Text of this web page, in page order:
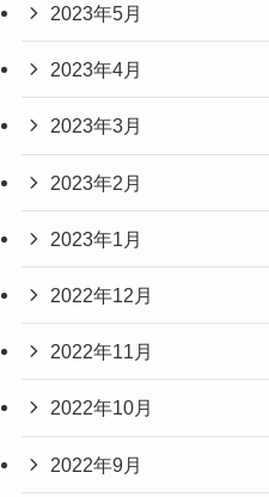
2023年5月
2023年4月
2023年3月
2023年2月
2023年1月
2022年12月
2022年11月
2022年10月
2022年9月